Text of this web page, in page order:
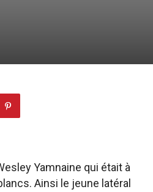
Yamnaine qui était à
Ainsi le jeune latéral